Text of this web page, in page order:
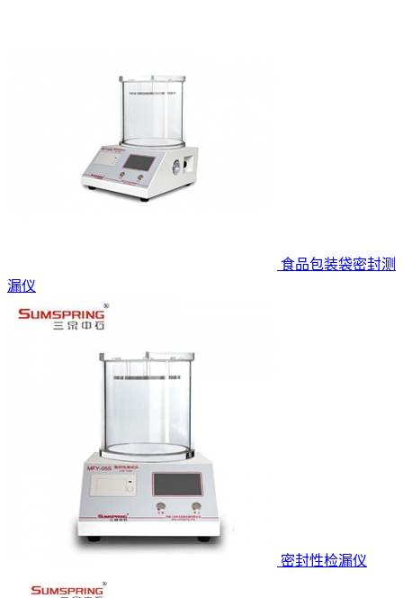
食品包装袋密封测
漏仪
密封性检漏仪